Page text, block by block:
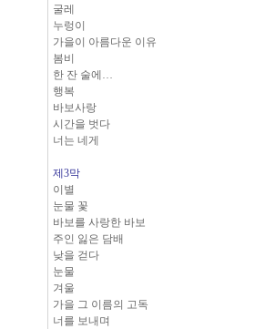
굴레
누렁이
가을이 아름다운 이유
봄비
한 잔 술에…
행복
바보사랑
시간을 벗다
너는 네게
제3막
이별
눈물 꽃
바보를 사랑한 바보
주인 잃은 담배
낮을 걷다
눈물
겨울
가을 그 이름의 고독
너를 보내며